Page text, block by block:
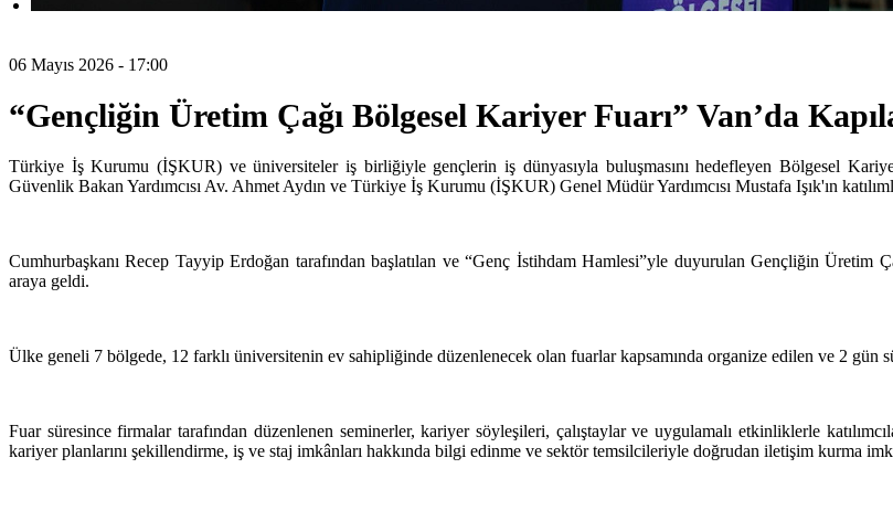
06 Mayıs 2026 - 17:00
“Gençliğin Üretim Çağı Bölgesel Kariyer Fuarı” Van’da
Türkiye İş Kurumu (İŞKUR) ve üniversiteler iş birliğiyle gençlerin iş dünyasıyla buluşmasını hedefleyen Bölgesel
Güvenlik Bakan Yardımcısı Av. Ahmet Aydın ve Türkiye İş Kurumu (İŞKUR) Genel Müdür Yardımcısı Mustafa Işık'ın
Cumhurbaşkanı Recep Tayyip Erdoğan tarafından başlatılan ve “Genç İstihdam Hamlesi”yle duyurulan Gençliğin
araya geldi.
Ülke geneli 7 bölgede, 12 farklı üniversitenin ev sahipliğinde düzenlenecek olan fuarlar kapsamında organize edilen ve 2 gün
Fuar süresince firmalar tarafından düzenlenen seminerler, kariyer söyleşileri, çalıştaylar ve uygulamalı etkinliklerle
kariyer planlarını şekillendirme, iş ve staj imkânları hakkında bilgi edinme ve sektör temsilcileriyle doğrudan iletişim kurma